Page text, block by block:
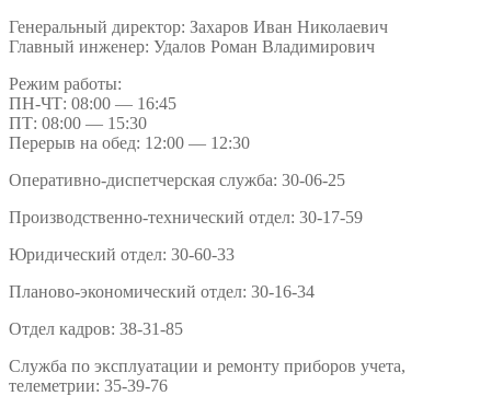
Генеральный директор: Захаров Иван Николаевич
Главный инженер: Удалов Роман Владимирович
Режим работы:
ПН-ЧТ: 08:00 — 16:45
ПТ: 08:00 — 15:30
Перерыв на обед: 12:00 — 12:30
Оперативно-диспетчерская служба: 30-06-25
Производственно-технический отдел: 30-17-59
Юридический отдел: 30-60-33
Планово-экономический отдел: 30-16-34
Отдел кадров: 38-31-85
Служба по эксплуатации и ремонту приборов учета,
телеметрии: 35-39-76